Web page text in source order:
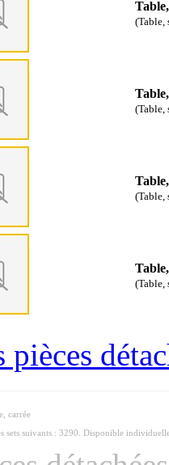
(Table,
(Table,
(Table,
(Table,
pièces
carrée
sets suivants : 3290. Disponible